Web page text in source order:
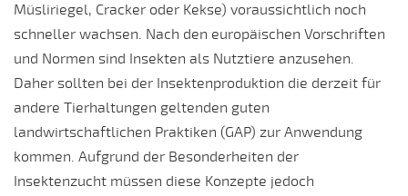
Müsliriegel, Cracker oder Kekse) voraussichtlich noch
schneller wachsen. Nach den europäischen Vorschriften
und Normen sind Insekten als Nutztiere anzusehen.
Daher sollten bei der Insektenproduktion die derzeit für
andere Tierhaltungen geltenden guten
landwirtschaftlichen Praktiken (GAP) zur Anwendung
kommen. Aufgrund der Besonderheiten der
Insektenzucht müssen diese Konzepte jedoch